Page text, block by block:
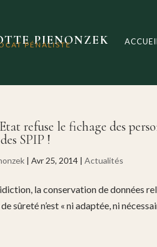
PIENONZEK
PÉNALISTE
refuse le fichage des
SPIP !
|Avr 25, 2014 |Actualités
la conservation de données
sûreté n’est « ni adaptée, ni